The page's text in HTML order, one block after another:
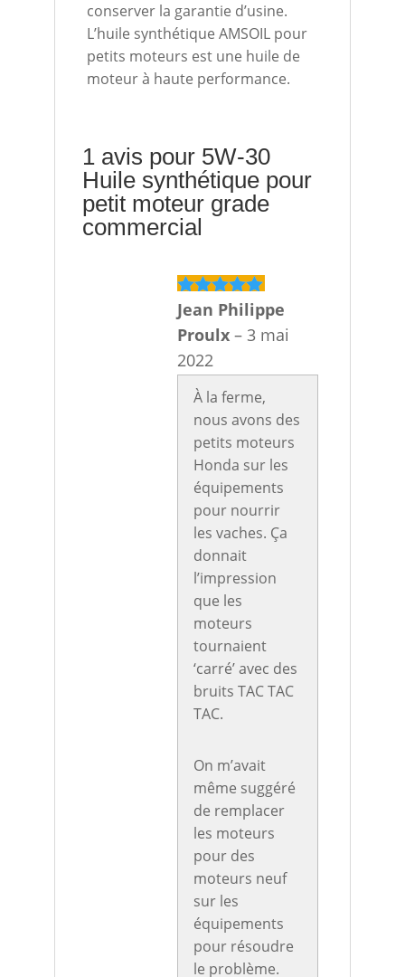
conserver la garantie d’usine.
L’huile synthétique AMSOIL pour
petits moteurs est une huile de
moteur à haute performance.
1 avis pour 5W-30
Huile synthétique pour
petit moteur grade
commercial
Note 5sur
5
Jean Philippe
Proulx – 3 mai
2022
À la ferme,
nous avons des
petits moteurs
Honda sur les
équipements
pour nourrir
les vaches. Ça
donnait
l’impression
que les
moteurs
tournaient
‘carré’ avec des
bruits TAC TAC
TAC.
On m’avait
même suggéré
de remplacer
les moteurs
pour des
moteurs neuf
sur les
équipements
pour résoudre
le problème.